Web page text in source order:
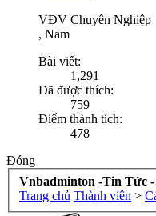
VĐV Chuyên Nghiệp
, Nam
Bài viết:
1,291
Đã được thích:
759
Điểm thành tích:
478
Đóng
Vnbadminton -Tin Tức
Trang chủ Thành viên >